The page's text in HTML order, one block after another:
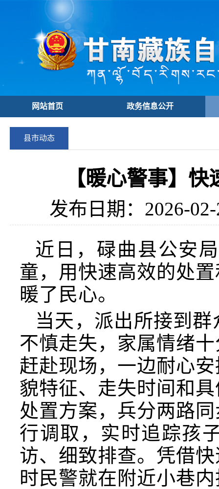
网站首页 政务信息公开
县市动态
【暖心警事】
发布日期：2026-
近日，碌曲县公安
童，用快速高效的处
暖了民心。
当天，派出所接到
不慎走失，家属情绪
赶赴现场，一边耐心
貌特征、走失时间和
处置方案，兵分两路
行调取，实时追踪孩
访、细致排查。凭借
时民警就在附近小巷